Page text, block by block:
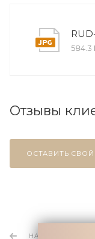
584.3
Отзывы
ОСТАВИТЬ
НАЗАД К СПИСКУ